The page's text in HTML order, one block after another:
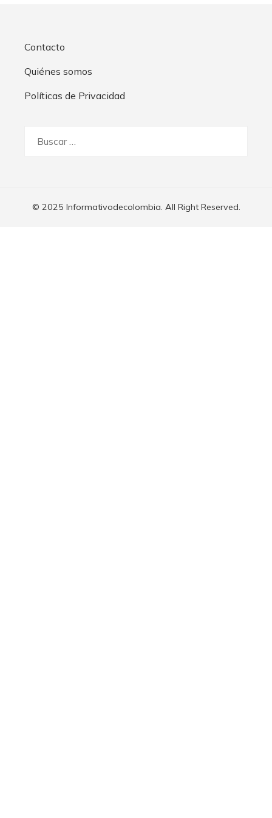
Contacto
Quiénes somos
Políticas de Privacidad
© 2025 Informativodecolombia. All Right Reserved.